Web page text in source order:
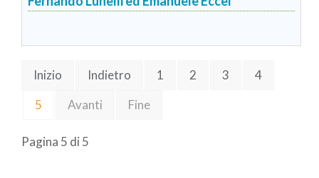
Inizio Indietro 1 2 3
4
5
Avanti Fine
Pagina 5 di 5